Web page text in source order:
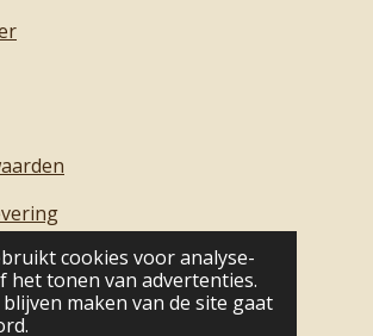
cookies voor analyse-
het tonen van advertenties.
maken van de site gaat